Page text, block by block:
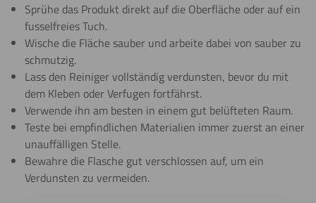
Sprühe das Produkt direkt auf die Oberfläche oder auf ein
fusselfreies Tuch.
Wische die Fläche sauber und arbeite dabei von sauber zu
schmutzig.
Lass den Reiniger vollständig verdunsten, bevor du mit
dem Kleben oder Verfugen fortfährst.
Verwende ihn am besten in einem gut belüfteten Raum.
Teste bei empfindlichen Materialien immer zuerst an einer
unauffälligen Stelle.
Bewahre die Flasche gut verschlossen auf, um ein
Verdunsten zu vermeiden.